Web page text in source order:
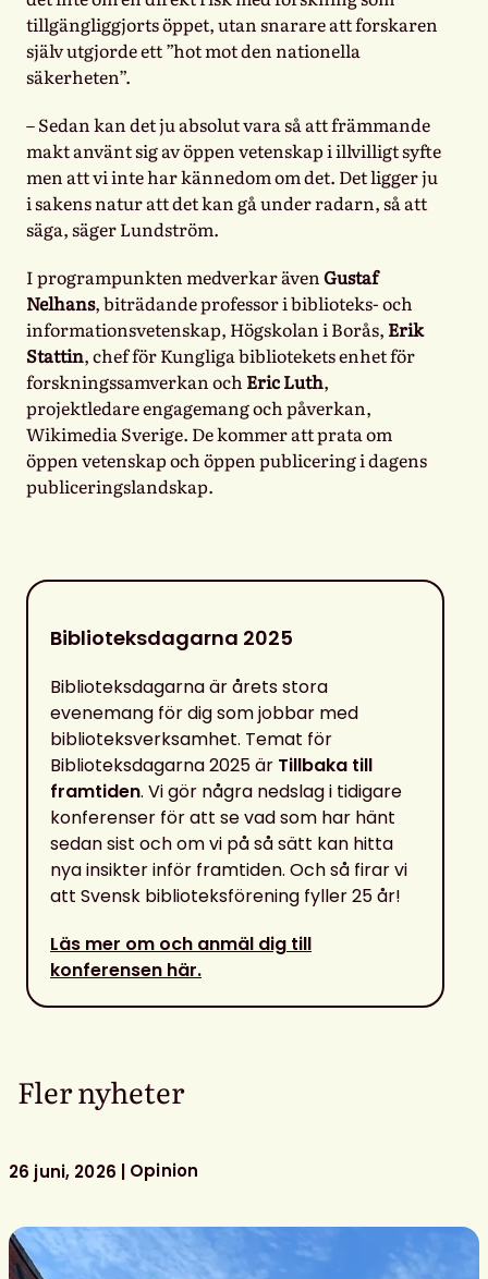
tillgängliggjorts öppet, utan snarare att forskaren
själv utgjorde ett ”hot mot den nationella
säkerheten”.
– Sedan kan det ju absolut vara så att främmande
makt använt sig av öppen vetenskap i illvilligt syfte
men att vi inte har kännedom om det. Det ligger ju
i sakens natur att det kan gå under radarn, så att
säga, säger Lundström.
I programpunkten medverkar ävenGustaf
Nelhans, biträdande professor i biblioteks- och
informationsvetenskap, Högskolan i Borås, Erik
Stattin, chef för Kungliga bibliotekets enhet för
forskningssamverkan och Eric Luth,
projektledare engagemang och påverkan,
Wikimedia Sverige. De kommer att prata om
öppen vetenskap och öppen publicering i dagens
publiceringslandskap.
Biblioteksdagarna 2025
Biblioteksdagarna är årets stora
evenemang för dig som jobbar med
biblioteksverksamhet. Temat för
Biblioteksdagarna 2025 är Tillbaka till
framtiden. Vi gör några nedslagi tidigare
konferenser för att se vad som har hänt
sedan sist ochom vi på så sätt kan hitta
nya insikter inför framtiden. Och så firar vi
att Svensk biblioteksförening fyller 25 år!
Läs mer om och anmäl dig till
konferensen här.
Fler nyheter
26 juni, 2026 Opinion